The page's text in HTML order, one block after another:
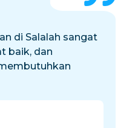
di Salalah sangat
baik, dan